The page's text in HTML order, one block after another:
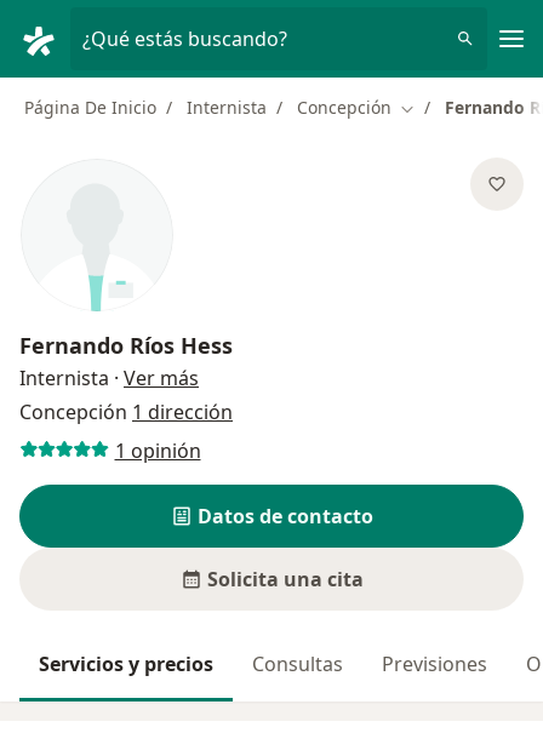
¿Qué estás buscando?
Página De Inicio Internista Concepción Cambiar de
Fernando
Fernando Ríos Hess
Internista · Ver más
Concepción 1 dirección
1 opinión
Datos de contacto
Solicita una cita
Servicios y precios Consultas Previsiones